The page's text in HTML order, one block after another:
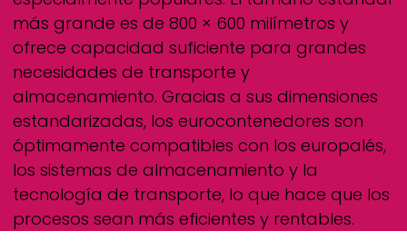
más grande es de 800 × 600 milímetros y
ofrece capacidad suficiente para grandes
necesidades de transporte y
almacenamiento. Gracias a sus dimensiones
estandarizadas, los eurocontenedores son
óptimamente compatibles con los europalés,
los sistemas de almacenamiento y la
tecnología de transporte, lo que hace que los
procesos sean más eficientes y rentables.